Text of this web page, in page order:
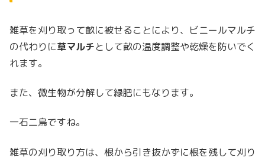
雑草を刈り取って畝に被せることにより、ビニールマルチ
の代わりに草マルチとして畝の温度調整や乾燥を防いでく
れます。
また、微生物が分解して緑肥にもなります。
一石二鳥ですね。
雑草の刈り取り方は、根から引き抜かずに根を残して刈り